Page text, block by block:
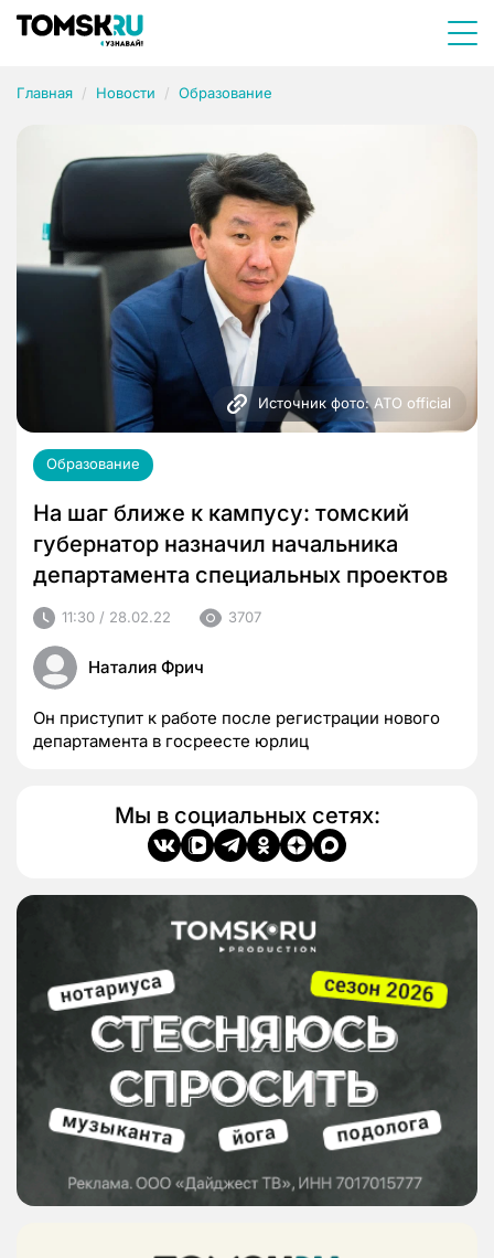
Главная Новости Образование
Источник фото: АТО official
Образование
На шаг ближе к кампусу: томский
губернатор назначил начальника
департамента специальных проектов
11:30 / 28.02.22 3707
Наталия Фрич
Он приступит к работе после регистрации нового
департамента в госреесте юрлиц
Мы в социальных сетях: